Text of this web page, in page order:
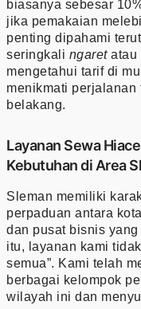
biasanya sebesar
jika pemakaian
penting dipahami
seringkali ngaretatau
mengetahui tarif di
menikmati perjalanan
belakang.
Layanan Sewa
Kebutuhan di Area
Sleman memiliki
perpaduan antara
dan pusat bisnis
itu, layanan kami
semua”. Kami telah
berbagai kelompok
wilayah ini dan